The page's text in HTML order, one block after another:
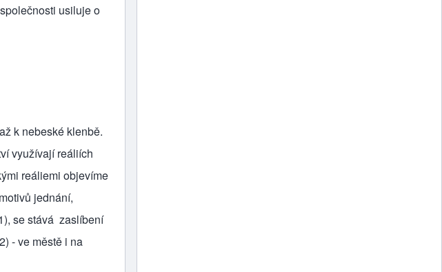
usiluje o
k nebeské klenbě.
využívají reáliích
reáliemi objevíme
jednání,
se stává zaslíbení
- ve městě i na